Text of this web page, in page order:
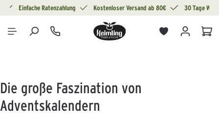
springen
Einfache Ratenzahlung Kostenloser Versand ab 80€ 30 Tage
Die große Faszination von
Adventskalendern